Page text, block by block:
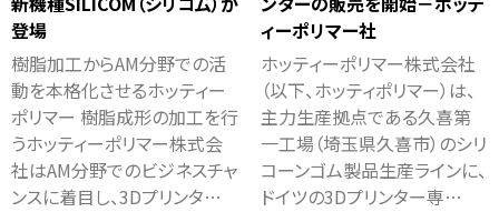
登場
樹脂加工からAM分野での活
動を本格化させるホッティー
ポリマー 樹脂成形の加工を行
うホッティーポリマー株式会
社はAM分野でのビジネスチャ
ンスに着目し、3Dプリンタ…
ィーポリマー社
ホッティーポリマー株式会社
（以下、ホッティポリマー）は、
主力生産拠点である久喜第
一工場（埼玉県久喜市）のシリ
コーンゴム製品生産ラインに、
ドイツの3Dプリンター専…